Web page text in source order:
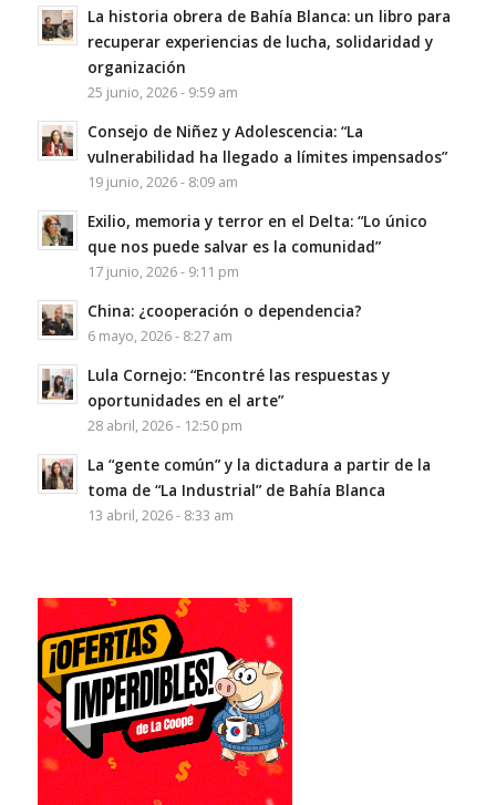
La historia obrera de Bahía Blanca: un libro para
recuperar experiencias de lucha, solidaridad y
organización
25 junio, 2026 - 9:59 am
Consejo de Niñez y Adolescencia: “La
vulnerabilidad ha llegado a límites impensados”
19 junio, 2026 - 8:09 am
Exilio, memoria y terror en el Delta: “Lo único
que nos puede salvar es la comunidad”
17 junio, 2026 - 9:11 pm
China: ¿cooperación o dependencia?
6 mayo, 2026 - 8:27 am
Lula Cornejo: “Encontré las respuestas y
oportunidades en el arte”
28 abril, 2026 - 12:50 pm
La “gente común” y la dictadura a partir de la
toma de “La Industrial” de Bahía Blanca
13 abril, 2026 - 8:33 am